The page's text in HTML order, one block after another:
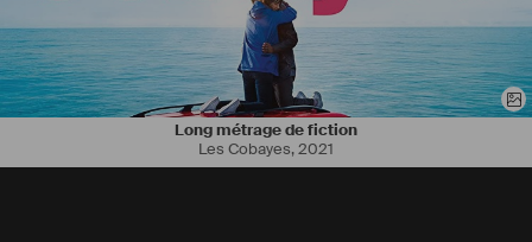
Long métrage de fiction
Les Cobayes,2021